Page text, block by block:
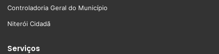
Controladoria Geral do Município
Niterói Cidadã
Serviços